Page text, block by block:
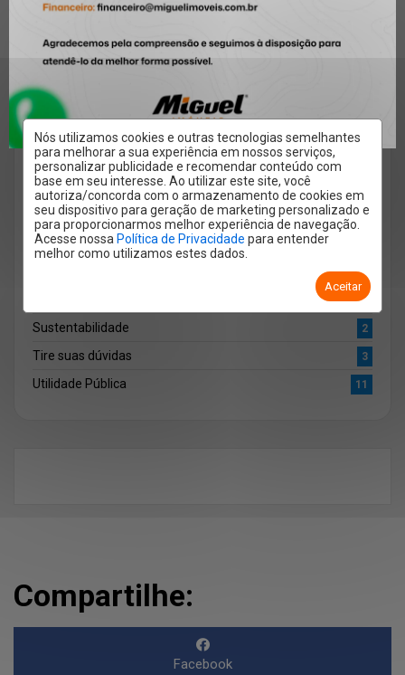
Nós utilizamos cookies e outras tecnologias semelhantes
para melhorar a sua experiência em nossos serviços,
personalizar publicidade e recomendar conteúdo com
base em seu interesse. Ao utilizar este site, você
autoriza/concorda com o armazenamento de cookies em
seu dispositivo para geração de marketing personalizado e
para proporcionarmos melhor experiência de navegação.
Acesse nossa Política de Privacidade para entender
melhor como utilizamos estes dados.
Aceitar
Locação
Mundo
Pet
Quero Alugar
Quero Anunciar
Quero Comprar 7
Regulamento
2
22
Sustentabilidade 2
Tire suas dúvidas 3
Utilidade Pública 11
Compartilhe:
Facebook